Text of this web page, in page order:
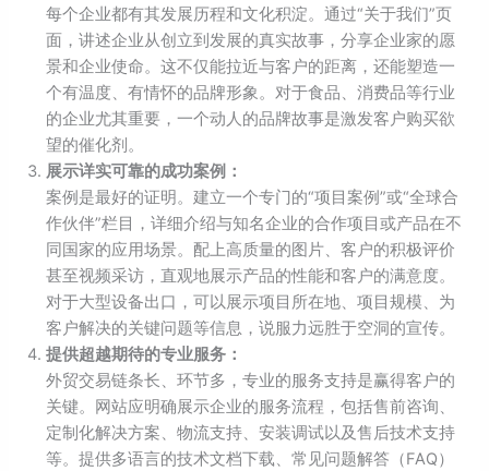
每个企业都有其发展历程和文化积淀。通过“关于我们”页
面，讲述企业从创立到发展的真实故事，分享企业家的愿
景和企业使命。这不仅能拉近与客户的距离，还能塑造一
个有温度、有情怀的品牌形象。对于食品、消费品等行业
的企业尤其重要，一个动人的品牌故事是激发客户购买欲
望的催化剂。
展示详实可靠的成功案例：
案例是最好的证明。建立一个专门的“项目案例”或“全球合
作伙伴”栏目，详细介绍与知名企业的合作项目或产品在不
同国家的应用场景。配上高质量的图片、客户的积极评价
甚至视频采访，直观地展示产品的性能和客户的满意度。
对于大型设备出口，可以展示项目所在地、项目规模、为
客户解决的关键问题等信息，说服力远胜于空洞的宣传。
提供超越期待的专业服务：
外贸交易链条长、环节多，专业的服务支持是赢得客户的
关键。网站应明确展示企业的服务流程，包括售前咨询、
定制化解决方案、物流支持、安装调试以及售后技术支持
等。提供多语言的技术文档下载、常见问题解答（FAQ）